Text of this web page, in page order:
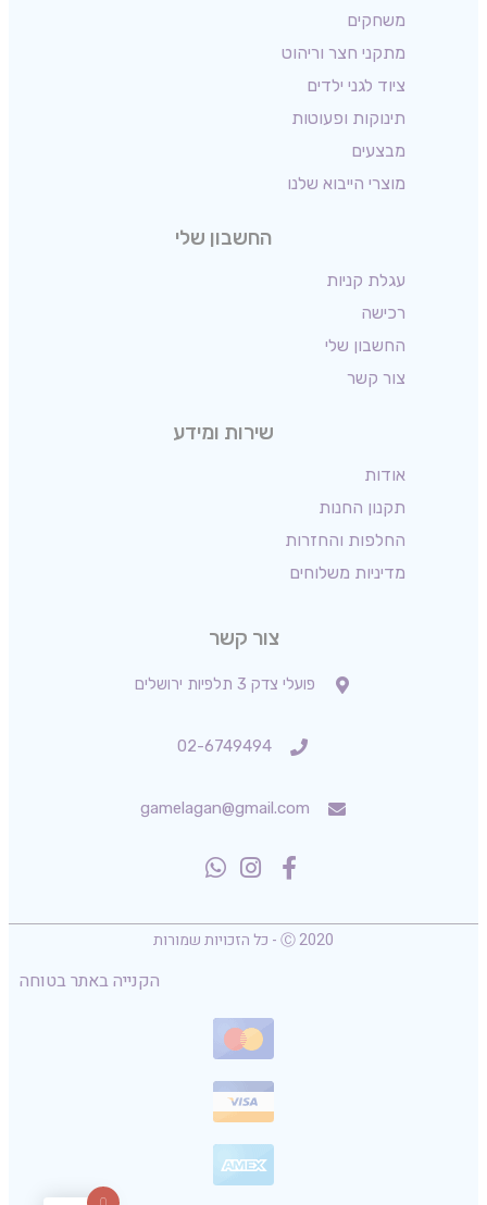
משחקים
מתקני חצר וריהוט
ציוד לגני ילדים
תינוקות ופעוטות
מבצעים
מוצרי הייבוא שלנו
החשבון שלי
עגלת קניות
רכישה
החשבון שלי
צור קשר
שירות ומידע
אודות
תקנון החנות
החלפות והחזרות
מדיניות משלוחים
צור קשר
פועלי צדק 3 תלפיות ירושלים
02-6749494
gamelagan@gmail.com
Ⓒ 2020 - כל הזכויות שמורות
הקנייה באתר בטוחה